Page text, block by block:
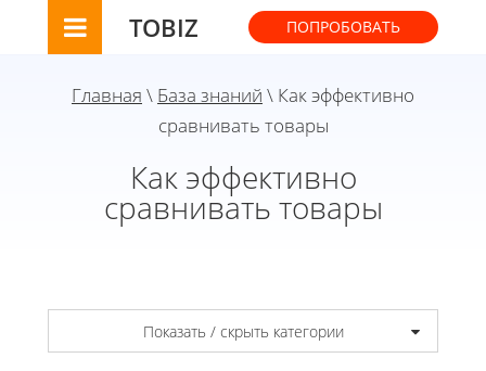
TOBIZ ПОПРОБОВАТЬ
Главная \ База знаний \ Как эффективно
сравнивать товары
Как эффективно
сравнивать товары
Показать / скрыть категории